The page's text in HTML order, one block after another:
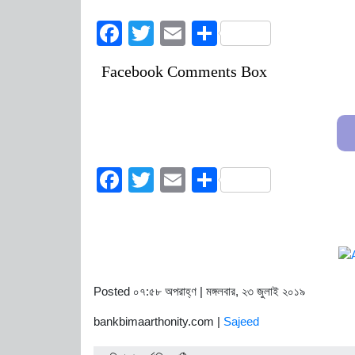
Facebook
Twitter
EmailShare
Facebook Comments Box
Facebook
Twitter
EmailShare
Posted ০৭:৫৮ অপরাহ্ণ | মঙ্গলবার, ২৩ জুলাই ২০১৯
bankbimaarthonity.com | Sajeed